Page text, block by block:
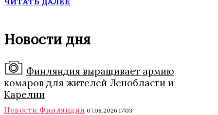
Новости дня
Финляндия выращивает армию
комаров для жителей Ленобласти и
Карелии
Новости Финляндии 07.08.2026 17:03